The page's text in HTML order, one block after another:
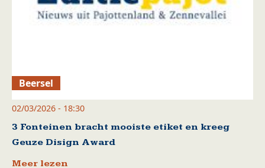
Beersel
02/03/2026 - 18:30
3 Fonteinen bracht mooiste etiket en kreeg
Geuze Disign Award
Meer lezen